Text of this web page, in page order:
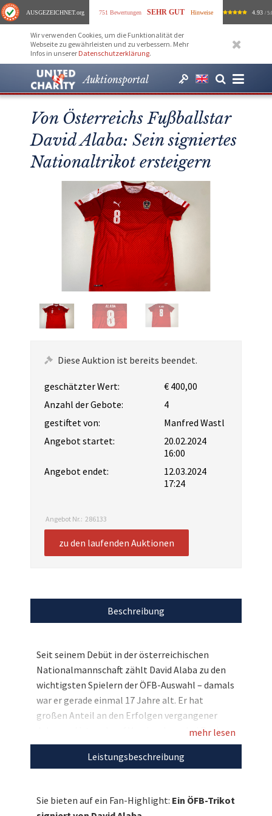
AUSGEZEICHNET.org 751 Bewertungen SEHR GUT Hinweise 4.93 /
Wir verwenden Cookies, um die Funktionalität der
Webseite zu gewährleisten und zu verbessern. Mehr
Infos in unserer Datenschutzerklärung.
Auktionsportal
Von Österreichs Fußballstar
David Alaba: Sein signiertes
Nationaltrikot ersteigern
Diese Auktion ist bereits beendet.
geschätzter Wert:
€ 400,00
Anzahl der Gebote:
4
gestiftet von:
Manfred Wastl
Angebot startet:
20.02.2024
16:00
Angebot endet:
12.03.2024
17:24
Angebot Nr.: 286133
zu den laufenden Auktionen
Beschreibung
Seit seinem Debüt in der österreichischen
Nationalmannschaft zählt David Alaba zu den
wichtigsten Spielern der ÖFB-Auswahl – damals
war er gerade einmal 17 Jahre alt. Er hat
großen Anteil an den Erfolgen vergangener
Jahre und ist auch auf Vereinsebene bei Real
Madrid nicht mehr wegzudenken. Hier haben
Alaba-Fans nun die Chance auf ein tolles
von David Alaba persönlich signiert. Bieten Sie
mehr lesen
Leistungsbeschreibung
Sie bieten auf ein Fan-Highlight: Ein ÖFB-Trikot